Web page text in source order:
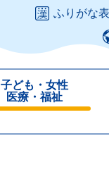
ふりがな
子ども・女性
医療・福祉